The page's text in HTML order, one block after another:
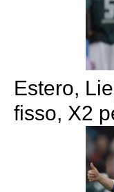
Estero,
fisso, X2